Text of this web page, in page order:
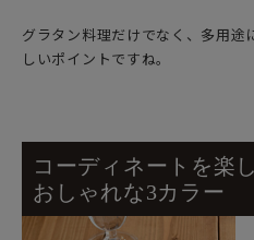
グラタン料理だけでなく、多用
しいポイントですね。
コーディネートを楽
おしゃれな3カラー